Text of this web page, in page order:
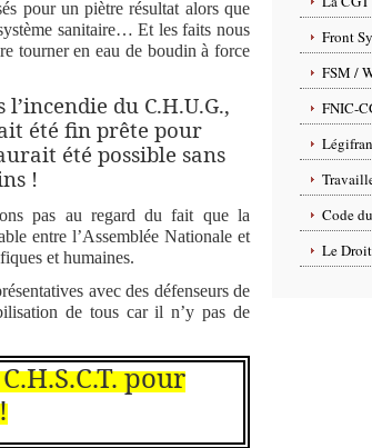
pour un piètre résultat alors que
sanitaire… Et les faits nous
tourner en eau de boudin à force
du C.H.U.G.,
été fin prête pour
été possible sans
!
pas au regard du fait que la
entre l’Assemblée Nationale et
et humaines.
avec des défenseurs de
de tous car il n’y pas de
pour
Front
FSM /
FNIC-
Code
Le